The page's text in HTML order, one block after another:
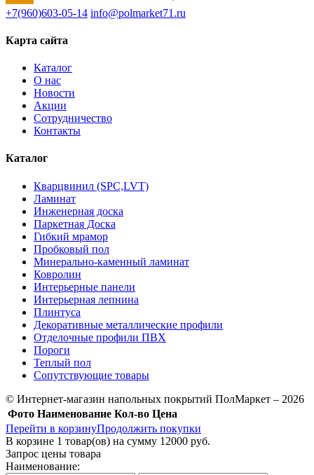
+7(960)603-05-14 info@polmarket71.ru
Карта сайта
Каталог
О нас
Новости
Акции
Сотрудничество
Контакты
Каталог
Кварцвинил (SPC,LVT)
Ламинат
Инженерная доска
Паркетная Доска
Гибкий мрамор
Пробковый пол
Минерально-каменный ламинат
Ковролин
Интерьерные панели
Интерьерная лепнина
Плинтуса
Декоративные металлические профили
Отделочные профили ПВХ
Пороги
Теплый пол
Сопутствующие товары
© Интернет-магазин напольных покрытий ПолМаркет – 2026
Фото Наименование Кол-во Цена
Перейти в корзинуПродолжить покупки
В корзине 1 товар(ов) на сумму 12000 руб.
Запрос цены товара
Наименование: